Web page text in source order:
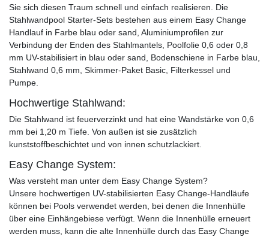
Sie sich diesen Traum schnell und einfach realisieren. Die
Stahlwandpool Starter-Sets bestehen aus einem Easy Change
Handlauf in Farbe blau oder sand, Aluminiumprofilen zur
Verbindung der Enden des Stahlmantels, Poolfolie 0,6 oder 0,8
mm UV-stabilisiert in blau oder sand, Bodenschiene in Farbe blau,
Stahlwand 0,6 mm, Skimmer-Paket Basic, Filterkessel und
Pumpe.
Hochwertige Stahlwand:
Die Stahlwand ist feuerverzinkt und hat eine Wandstärke von 0,6
mm bei 1,20 m Tiefe. Von außen ist sie zusätzlich
kunststoffbeschichtet und von innen schutzlackiert.
Easy Change System:
Was versteht man unter dem Easy Change System?
Unsere hochwertigen UV-stabilisierten Easy Change-Handläufe
können bei Pools verwendet werden, bei denen die Innenhülle
über eine Einhängebiese verfügt. Wenn die Innenhülle erneuert
werden muss, kann die alte Innenhülle durch das Easy Change